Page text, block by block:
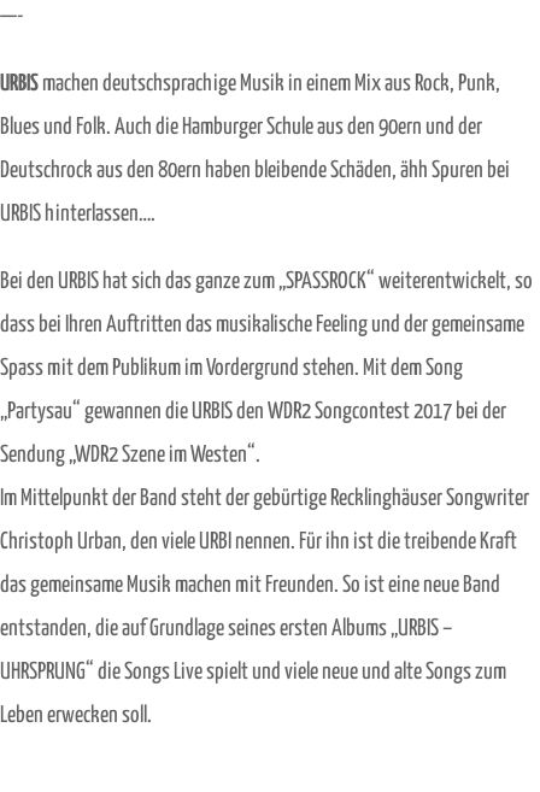
—-
URBIS machen deutschsprachige Musik in einem Mix aus Rock, Punk,
Blues und Folk. Auch die Hamburger Schule aus den 90ern und der
Deutschrock aus den 80ern haben bleibende Schäden, ähh Spuren bei
URBIS hinterlassen….
Bei den URBIS hat sich das ganze zum „SPASSROCK“ weiterentwickelt, so
dass bei Ihren Auftritten das musikalische Feeling und der gemeinsame
Spass mit dem Publikum im Vordergrund stehen. Mit dem Song
„Partysau“ gewannen die URBIS den WDR2 Songcontest 2017 bei der
Sendung „WDR2 Szene im Westen“.
Im Mittelpunkt der Band steht der gebürtige Recklinghäuser Songwriter
Christoph Urban, den viele URBI nennen. Für ihn ist die treibende Kraft
das gemeinsame Musik machen mit Freunden. So ist eine neue Band
entstanden, die auf Grundlage seines ersten Albums „URBIS –
UHRSPRUNG“ die Songs Live spielt und viele neue und alte Songs zum
Leben erwecken soll.